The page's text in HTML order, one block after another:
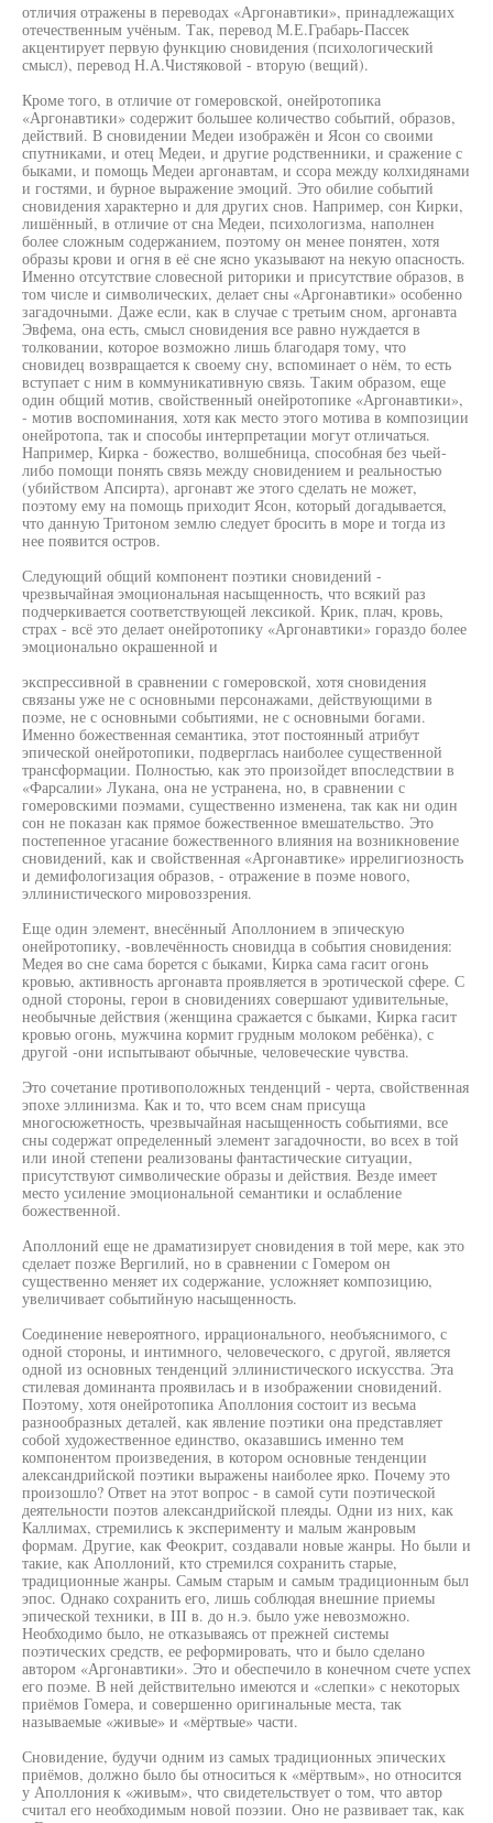
отличия отражены в переводах «Аргонавтики», принадлежащих
отечественным учёным. Так, перевод М.Е.Грабарь-Пассек
акцентирует первую функцию сновидения (психологический
смысл), перевод Н.А.Чистяковой - вторую (вещий).
Кроме того, в отличие от гомеровской, онейротопика
«Аргонавтики» содержит большее количество событий, образов,
действий. В сновидении Медеи изображён и Ясон со своими
спутниками, и отец Медеи, и другие родственники, и сражение с
быками, и помощь Медеи аргонавтам, и ссора между колхидянами
и гостями, и бурное выражение эмоций. Это обилие событий
сновидения характерно и для других снов. Например, сон Кирки,
лишённый, в отличие от сна Медеи, психологизма, наполнен
более сложным содержанием, поэтому он менее понятен, хотя
образы крови и огня в её сне ясно указывают на некую опасность.
Именно отсутствие словесной риторики и присутствие образов, в
том числе и символических, делает сны «Аргонавтики» особенно
загадочными. Даже если, как в случае с третьим сном, аргонавта
Эвфема, она есть, смысл сновидения все равно нуждается в
толковании, которое возможно лишь благодаря тому, что
сновидец возвращается к своему сну, вспоминает о нём, то есть
вступает с ним в коммуникативную связь. Таким образом, еще
один общий мотив, свойственный онейротопике «Аргонавтики»,
- мотив воспоминания, хотя как место этого мотива в композиции
онейротопа, так и способы интерпретации могут отличаться.
Например, Кирка - божество, волшебница, способная без чьей-
либо помощи понять связь между сновидением и реальностью
(убийством Апсирта), аргонавт же этого сделать не может,
поэтому ему на помощь приходит Ясон, который догадывается,
что данную Тритоном землю следует бросить в море и тогда из
нее появится остров.
Следующий общий компонент поэтики сновидений -
чрезвычайная эмоциональная насыщенность, что всякий раз
подчеркивается соответствующей лексикой. Крик, плач, кровь,
страх - всё это делает онейротопику «Аргонавтики» гораздо более
эмоционально окрашенной и
экспрессивной в сравнении с гомеровской, хотя сновидения
связаны уже не с основными персонажами, действующими в
поэме, не с основными событиями, не с основными богами.
Именно божественная семантика, этот постоянный атрибут
эпической онейротопики, подверглась наиболее существенной
трансформации. Полностью, как это произойдет впоследствии в
«Фарсалии» Лукана, она не устранена, но, в сравнении с
гомеровскими поэмами, существенно изменена, так как ни один
сон не показан как прямое божественное вмешательство. Это
постепенное угасание божественного влияния на возникновение
сновидений, как и свойственная «Аргонавтике» иррелигиозность
и демифологизация образов, - отражение в поэме нового,
эллинистического мировоззрения.
Еще один элемент, внесённый Аполлонием в эпическую
онейротопику, -вовлечённость сновидца в события сновидения:
Медея во сне сама борется с быками, Кирка сама гасит огонь
кровью, активность аргонавта проявляется в эротической сфере. С
одной стороны, герои в сновидениях совершают удивительные,
необычные действия (женщина сражается с быками, Кирка гасит
кровью огонь, мужчина кормит грудным молоком ребёнка), с
другой -они испытывают обычные, человеческие чувства.
Это сочетание противоположных тенденций - черта, свойственная
эпохе эллинизма. Как и то, что всем снам присуща
многосюжетность, чрезвычайная насыщенность событиями, все
сны содержат определенный элемент загадочности, во всех в той
или иной степени реализованы фантастические ситуации,
присутствуют символические образы и действия. Везде имеет
место усиление эмоциональной семантики и ослабление
божественной.
Аполлоний еще не драматизирует сновидения в той мере, как это
сделает позже Вергилий, но в сравнении с Гомером он
существенно меняет их содержание, усложняет композицию,
увеличивает событийную насыщенность.
Соединение невероятного, иррационального, необъяснимого, с
одной стороны, и интимного, человеческого, с другой, является
одной из основных тенденций эллинистического искусства. Эта
стилевая доминанта проявилась и в изображении сновидений.
Поэтому, хотя онейротопика Аполлония состоит из весьма
разнообразных деталей, как явление поэтики она представляет
собой художественное единство, оказавшись именно тем
компонентом произведения, в котором основные тенденции
александрийской поэтики выражены наиболее ярко. Почему это
произошло? Ответ на этот вопрос - в самой сути поэтической
деятельности поэтов александрийской плеяды. Одни из них, как
Каллимах, стремились к эксперименту и малым жанровым
формам. Другие, как Феокрит, создавали новые жанры. Но были и
такие, как Аполлоний, кто стремился сохранить старые,
традиционные жанры. Самым старым и самым традиционным был
эпос. Однако сохранить его, лишь соблюдая внешние приемы
эпической техники, в III в. до н.э. было уже невозможно.
Необходимо было, не отказываясь от прежней системы
поэтических средств, ее реформировать, что и было сделано
автором «Аргонавтики». Это и обеспечило в конечном счете успех
его поэме. В ней действительно имеются и «слепки» с некоторых
приёмов Гомера, и совершенно оригинальные места, так
называемые «живые» и «мёртвые» части.
Сновидение, будучи одним из самых традиционных эпических
приёмов, должно было бы относиться к «мёртвым», но относится
у Аполлония к «живым», что свидетельствует о том, что автор
считал его необходимым новой поэзии. Оно не развивает так, как